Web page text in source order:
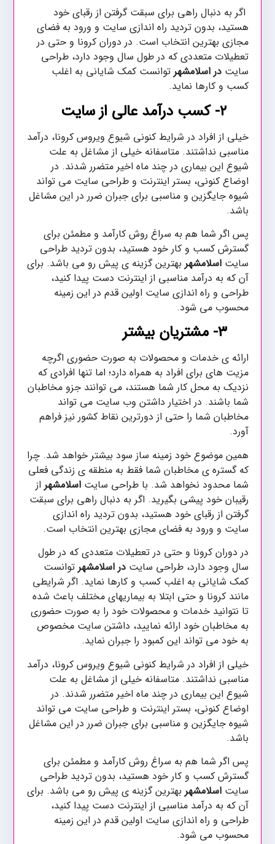
اگر به دنبال راهی برای سبقت گرفتن از رقبای خود
هستید، بدون تردید راه اندازی سایت و ورود به فضای
مجازی بهترین انتخاب است. در دوران کرونا و حتی در
تعطیلات متعددی که در طول سال وجود دارد، طراحی
سایتدر اسلامشهر توانست کمک شایانی به اغلب
کسب و کارها نماید.
کسب درآمد عالی از سایت
خیلی از افراد در شرایط کنونی شیوع ویروس کرونا، درآمد
مناسبی نداشتند. متاسفانه خیلی از مشاغل به علت
شیوع این بیماری در چند ماه اخیر متضرر شدند. در
اوضاع کنونی، بستر اینترنت و طراحی سایت می تواند
شیوه جایگزین و مناسبی برای جبران ضرر در این مشاغل
باشد.
پس اگر شما هم به سراغ روش کارآمد و مطمئن برای
گسترش کسب و کار خود هستید، بدون تردید طراحی
سایتاسلامشهر بهترین گزینه ی پیش رو می باشد. برای
آن که به درآمد مناسبی از اینترنت دست پیدا کنید،
طراحی و راه اندازی سایت اولین قدم در این زمینه
محسوب می شود.
۳- مشتریان بیشتر
ارائه ی خدمات و محصولات به صورت حضوری اگرچه
مزیت های برای افراد به همراه دارد؛ اما تنها افرادی که
نزدیک به محل کار شما هستند، می توانند جزو مخاطبان
شما باشند. در اختیار داشتن وب سایت می تواند
مخاطبان شما را حتی از دورترین نقاط کشور نیز فراهم
آورد.
همین موضوع خود زمینه ساز سود بیشتر خواهد شد. چرا
که گستره ی مخاطبان شما فقط به منطقه ی زندگی فعلی
شما محدود نخواهد شد. با طراحی سایتاسلامشهر از
رقیبان خود پیشی بگیرید. اگر به دنبال راهی برای سبقت
گرفتن از رقبای خود هستید، بدون تردید راه اندازی
سایت و ورود به فضای مجازی بهترین انتخاب است.
در دوران کرونا و حتی در تعطیلات متعددی که در طول
سال وجود دارد، طراحی سایتدر اسلامشهر توانست
کمک شایانی به اغلب کسب و کارها نماید. اگر شرایطی
مانند کرونا و حتی ابتلا به بیماریهای مختلف باعث شده
تا نتوانید خدمات و محصولات خود را به صورت حضوری
به مخاطبان خود ارائه نمایید، داشتن سایت مخصوص
به خود می تواند این کمبود را جبران نماید.
خیلی از افراد در شرایط کنونی شیوع ویروس کرونا، درآمد
مناسبی نداشتند. متاسفانه خیلی از مشاغل به علت
شیوع این بیماری در چند ماه اخیر متضرر شدند. در
اوضاع کنونی، بستر اینترنت و طراحی سایت می تواند
شیوه جایگزین و مناسبی برای جبران ضرر در این مشاغل
باشد.
پس اگر شما هم به سراغ روش کارآمد و مطمئن برای
گسترش کسب و کار خود هستید، بدون تردید طراحی
سایتاسلامشهر بهترین گزینه ی پیش رو می باشد. برای
آن که به درآمد مناسبی از اینترنت دست پیدا کنید،
طراحی و راه اندازی سایت اولین قدم در این زمینه
محسوب می شود.